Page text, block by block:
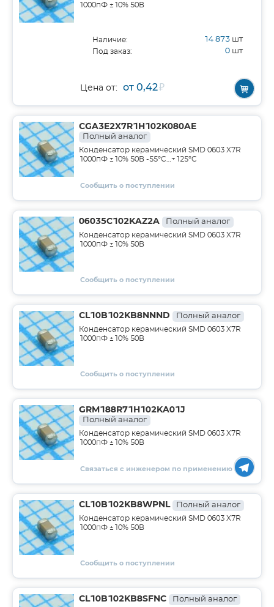
1000пФ ±10% 50В
Наличие: 14 873 шт
Под заказ: 0 шт
Цена от: от 0,42₽
CGA3E2X7R1H102K080AE
Полный аналог
Конденсатор керамический SMD 0603 X7R
1000пФ ±10% 50В -55°C…+125°C
Сообщить о поступлении
06035C102KAZ2A Полный аналог
Конденсатор керамический SMD 0603 X7R
1000пФ ±10% 50В
Сообщить о поступлении
CL10B102KB8NNND Полный аналог
Конденсатор керамический SMD 0603 X7R
1000пФ ±10% 50В
Сообщить о поступлении
GRM188R71H102KA01J
Полный аналог
Конденсатор керамический SMD 0603 X7R
1000пФ ±10% 50В
Связаться с инженером по применению
CL10B102KB8WPNL Полный аналог
Конденсатор керамический SMD 0603 X7R
1000пФ ±10% 50В
Сообщить о поступлении
CL10B102KB8SFNC Полный аналог